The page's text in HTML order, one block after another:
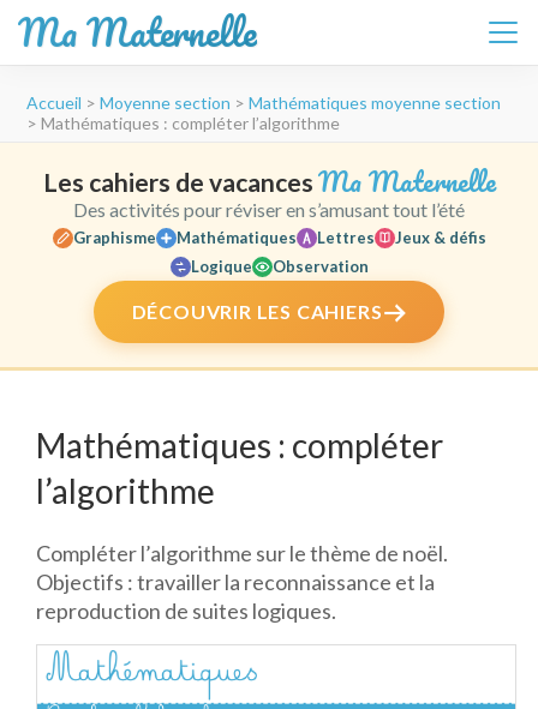
Ma Maternelle
contenu
Entrée)
Accueil > Moyenne section > Mathématiques moyenne section
> Mathématiques : compléter l’algorithme
Les cahiers de vacances Ma Maternelle
Des activités pour réviser en s’amusant tout l’été
Graphisme Mathématiques Lettres
Jeux & défis
Logique
Observation
DÉCOUVRIR LES CAHIERS
Mathématiques : compléter
l’algorithme
Compléter l’algorithme sur le thème de noël.
Objectifs : travailler la reconnaissance et la
reproduction de suites logiques.